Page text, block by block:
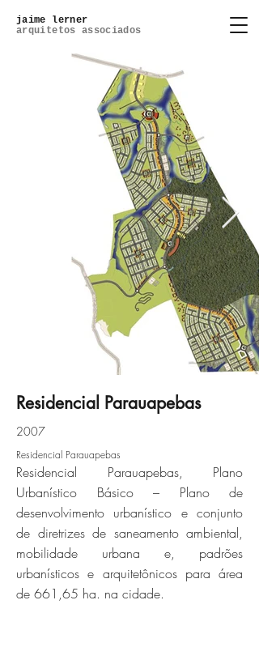
jaime lerner
arquitetos associados
parauapebas-06jpg
Click here
Residencial Parauapebas
2007
Residencial Parauapebas
Residencial Parauapebas, Plano
Urbanístico Básico – Plano de
desenvolvimento urbanístico e conjunto
de diretrizes de saneamento ambiental,
mobilidade urbana e, padrões
urbanísticos e arquitetônicos para área
de 661,65 ha. na cidade.